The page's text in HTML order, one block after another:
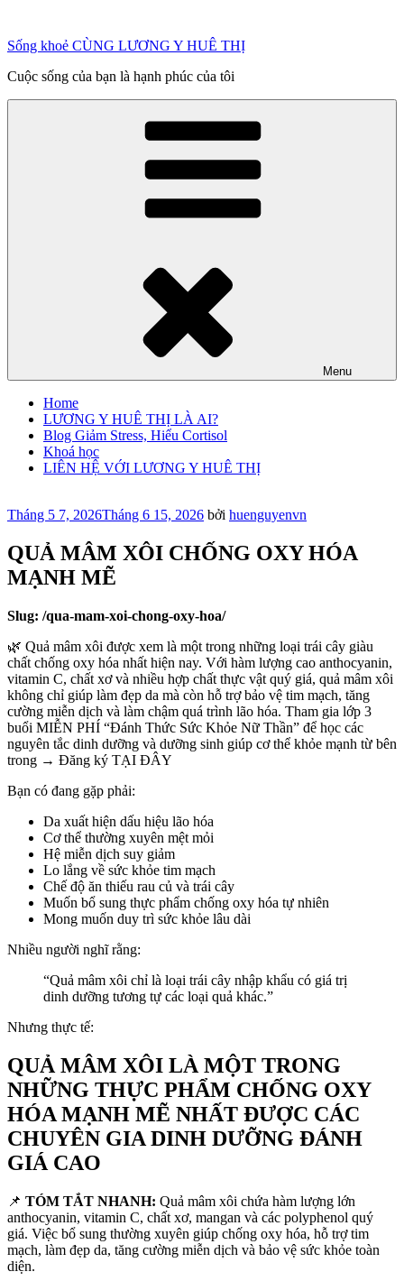
phần
dung
Sống khoẻ CÙNG LƯƠNG Y HUÊ THỊ
Cuộc sống của bạn là hạnh phúc của tôi
Menu
Home
LƯƠNG Y HUÊ THỊ LÀ AI?
Blog Giảm Stress, Hiểu Cortisol
Khoá học
LIÊN HỆ VỚI LƯƠNG Y HUÊ THỊ
Đăng
Tháng 5 7, 2026Tháng 6 15, 2026 bởi huenguyenvn
QUẢ MÂM XÔI CHỐNG OXY HÓA
MẠNH MẼ
Slug: /qua-mam-xoi-chong-oxy-hoa/
🌿 Quả mâm xôi được xem là một trong những loại trái cây giàu
chất chống oxy hóa nhất hiện nay. Với hàm lượng cao anthocyanin,
vitamin C, chất xơ và nhiều hợp chất thực vật quý giá, quả mâm xôi
không chỉ giúp làm đẹp da mà còn hỗ trợ bảo vệ tim mạch, tăng
cường miễn dịch và làm chậm quá trình lão hóa. Tham gia lớp 3
buổi MIỄN PHÍ “Đánh Thức Sức Khỏe Nữ Thần” để học các
nguyên tắc dinh dưỡng và dưỡng sinh giúp cơ thể khỏe mạnh từ bên
trong → Đăng ký TẠI ĐÂY
Bạn có đang gặp phải:
Da xuất hiện dấu hiệu lão hóa
Cơ thể thường xuyên mệt mỏi
Hệ miễn dịch suy giảm
Lo lắng về sức khỏe tim mạch
Chế độ ăn thiếu rau củ và trái cây
Muốn bổ sung thực phẩm chống oxy hóa tự nhiên
Mong muốn duy trì sức khỏe lâu dài
Nhiều người nghĩ rằng:
“Quả mâm xôi chỉ là loại trái cây nhập khẩu có giá trị
dinh dưỡng tương tự các loại quả khác.”
Nhưng thực tế:
QUẢ MÂM XÔI LÀ MỘT TRONG
NHỮNG THỰC PHẨM CHỐNG OXY
HÓA MẠNH MẼ NHẤT ĐƯỢC CÁC
CHUYÊN GIA DINH DƯỠNG ĐÁNH
GIÁ CAO
📌 TÓM TẮT NHANH: Quả mâm xôi chứa hàm lượng lớn
anthocyanin, vitamin C, chất xơ, mangan và các polyphenol quý
giá. Việc bổ sung thường xuyên giúp chống oxy hóa, hỗ trợ tim
mạch, làm đẹp da, tăng cường miễn dịch và bảo vệ sức khỏe toàn
diện.